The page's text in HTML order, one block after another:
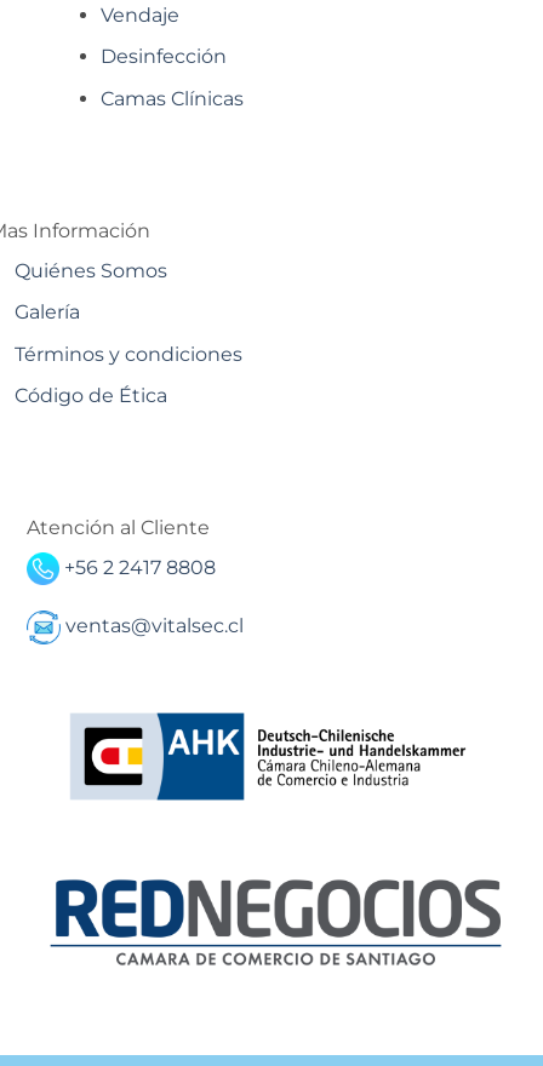
Vendaje
Desinfección
Camas Clínicas
Información
Quiénes Somos
Galería
Términos y condiciones
Código de Ética
Atención al Cliente
+56 2 2417 8808
ventas@vitalsec.cl